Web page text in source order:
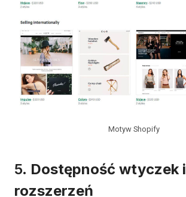
Motyw Shopify
5. Dostępność wtyczek i
rozszerzeń